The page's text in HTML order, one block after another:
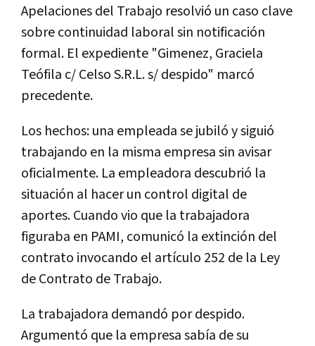
Apelaciones del Trabajo resolvió un caso clave
sobre continuidad laboral sin notificación
formal. El expediente "Gimenez, Graciela
Teófila c/ Celso S.R.L. s/ despido" marcó
precedente.
Los hechos: una empleada se jubiló y siguió
trabajando en la misma empresa sin avisar
oficialmente. La empleadora descubrió la
situación al hacer un control digital de
aportes. Cuando vio que la trabajadora
figuraba en PAMI, comunicó la extinción del
contrato invocando el artículo 252 de la Ley
de Contrato de Trabajo.
La trabajadora demandó por despido.
Argumentó que la empresa sabía de su